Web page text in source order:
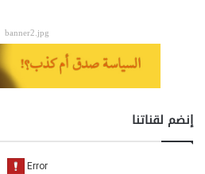
banner2.jpg
إنضم لقناتنا